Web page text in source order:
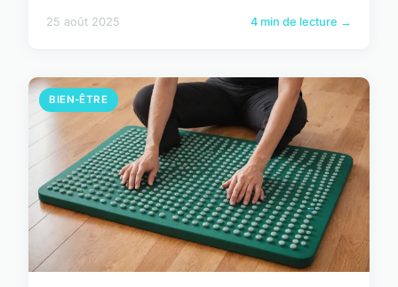
25 août 2025 4 min de lecture →
BIEN-ÊTRE